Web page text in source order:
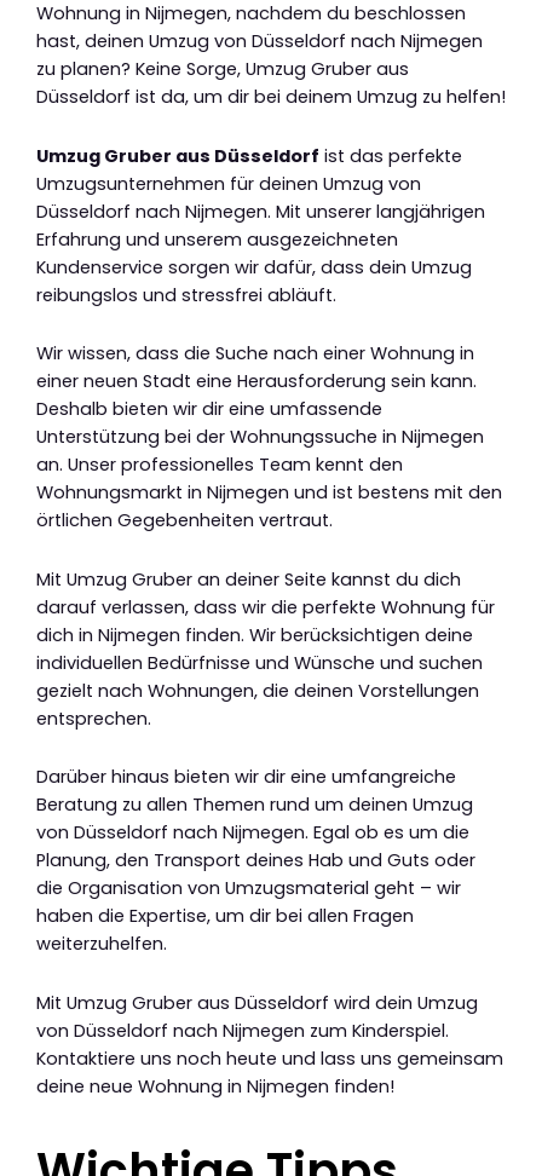
Wohnung in Nijmegen, nachdem du beschlossen
hast, deinen Umzug von Düsseldorf nach Nijmegen
zu planen? Keine Sorge, Umzug Gruber aus
Düsseldorf ist da, um dir bei deinem Umzug zu helfen!
Umzug Gruber aus Düsseldorf ist das perfekte
Umzugsunternehmen für deinen Umzug von
Düsseldorf nach Nijmegen. Mit unserer langjährigen
Erfahrung und unserem ausgezeichneten
Kundenservice sorgen wir dafür, dass dein Umzug
reibungslos und stressfrei abläuft.
Wir wissen, dass die Suche nach einer Wohnung in
einer neuen Stadt eine Herausforderung sein kann.
Deshalb bieten wir dir eine umfassende
Unterstützung bei der Wohnungssuche in Nijmegen
an. Unser professionelles Team kennt den
Wohnungsmarkt in Nijmegen und ist bestens mit den
örtlichen Gegebenheiten vertraut.
Mit Umzug Gruber an deiner Seite kannst du dich
darauf verlassen, dass wir die perfekte Wohnung für
dich in Nijmegen finden. Wir berücksichtigen deine
individuellen Bedürfnisse und Wünsche und suchen
gezielt nach Wohnungen, die deinen Vorstellungen
entsprechen.
Darüber hinaus bieten wir dir eine umfangreiche
Beratung zu allen Themen rund um deinen Umzug
von Düsseldorf nach Nijmegen. Egal ob es um die
Planung, den Transport deines Hab und Guts oder
die Organisation von Umzugsmaterial geht – wir
haben die Expertise, um dir bei allen Fragen
weiterzuhelfen.
Mit Umzug Gruber aus Düsseldorf wird dein Umzug
von Düsseldorf nach Nijmegen zum Kinderspiel.
Kontaktiere uns noch heute und lass uns gemeinsam
deine neue Wohnung in Nijmegen finden!